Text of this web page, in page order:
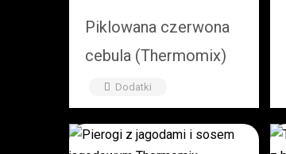
Piklowana czerwona
cebula (Thermomix)
Dodatki